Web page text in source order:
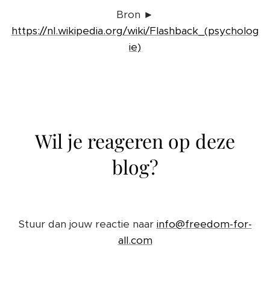
Bron ►
https://nl.wikipedia.org/wiki/Flashback_(psycholog
ie)
Wil je reageren op deze
blog?
Stuur dan jouw reactie naar info@freedom-for-
all.com